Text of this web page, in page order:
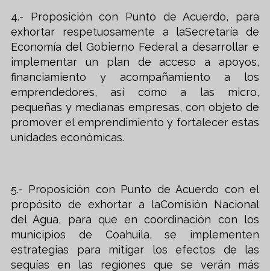
4.- Proposición con Punto de Acuerdo, para
exhortar respetuosamente a laSecretaría de
Economía del Gobierno Federal a desarrollar e
implementar un plan de acceso a apoyos,
financiamiento y acompañamiento a los
emprendedores, así como a las micro,
pequeñas y medianas empresas, con objeto de
promover el emprendimiento y fortalecer estas
unidades económicas.
5.- Proposición con Punto de Acuerdo con el
propósito de exhortar a laComisión Nacional
del Agua, para que en coordinación con los
municipios de Coahuila, se implementen
estrategias para mitigar los efectos de las
sequías en las regiones que se verán más